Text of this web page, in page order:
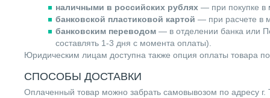
наличными в российских рублях — при покупке в
банковской пластиковой картой — при расчете в
банковским переводом — в отделении банка или
составлять 1-3 дня с момента оплаты).
Юридическим лицам доступна также опция оплаты товара
СПОСОБЫ ДОСТАВКИ
Оплаченный товар можно забрать самовывозом по адресу г.